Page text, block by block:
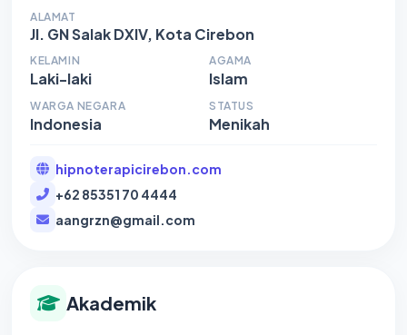
ALAMAT
Jl. GN Salak DXIV, Kota Cirebon
KELAMIN
Laki-laki
AGAMA
Islam
WARGA NEGARA
Indonesia
STATUS
Menikah
hipnoterapicirebon.com
+62 85351 70 4444
aangrzn@gmail.com
Akademik